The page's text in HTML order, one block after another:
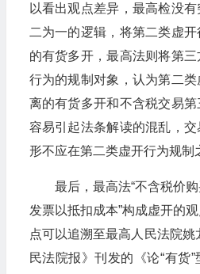
以看出观点差异，最高检没
二为一的逻辑，将第二类虚
的有货多开，最高法则将第
行为的规制对象，认为第二
离的有货多开和不含税交易
容易引起法条解读的混乱，
形不应在第二类虚开行为规制
最后，最高法“不含税价
发票以抵扣成本”构成虚开的
点可以追溯至最高人民法院姚
民法院报》刊发的《论“有货